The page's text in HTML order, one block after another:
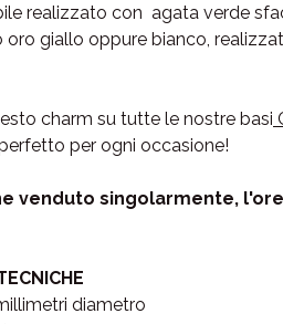
realizzato con agata verde
giallo oppure bianco,
charm su tutte le nostre basi
per ogni occasione!
venduto singolarmente,
diametro